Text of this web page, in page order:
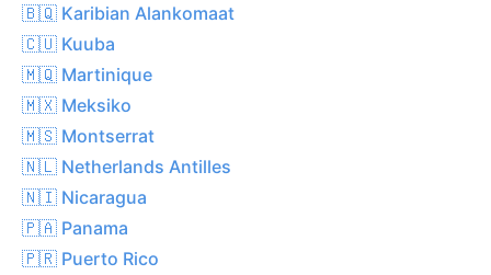
🇧🇶 Karibian Alankomaat
🇨🇺 Kuuba
🇲🇶 Martinique
🇲🇽 Meksiko
🇲🇸 Montserrat
🇳🇱 Netherlands Antilles
🇳🇮 Nicaragua
🇵🇦 Panama
🇵🇷 Puerto Rico